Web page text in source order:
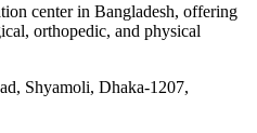
center in Bangladesh, offering
orthopedic, and physical
Shyamoli, Dhaka-1207,